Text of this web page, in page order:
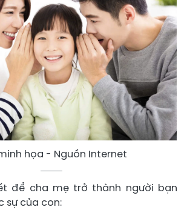
họa - Nguồn Internet
để cha mẹ trở thành người bạn
sự của con: